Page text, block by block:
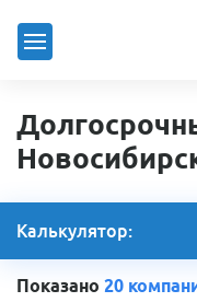
Калькулятор:
Показано 20